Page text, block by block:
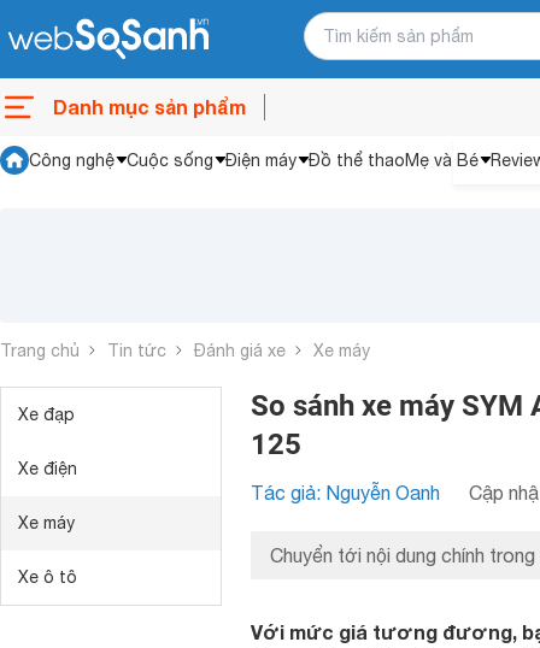
Danh mục sản phẩm
Công nghệ Cuộc sống Điện máy Đồ thể thaoMẹ và Bé
Trang chủ Tin tức Đánh giá xe Xe máy
Xe đạp
Xe điện
Xe máy
Xe ô tô
So sánh xe máy SYM
125
Tác giả: Nguyễn Oanh Cập
Chuyển tới nội dung chính trong
Với mức giá tương đương,